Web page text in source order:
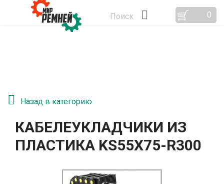
Поиск 0
Назад в категорию
КАБЕЛЕУКЛАДЧИКИ ИЗ
ПЛАСТИКА KS55Х75-R300